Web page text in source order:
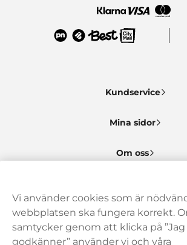
Behöver du hjälp? Kontakta
hej@haypp.com
Kundservice
Mina sidor
Om oss
Vi använder cookies som är
webbplatsen ska fungera korrekt.
samtycker genom att klicka på ”Jag
godkänner” använder vi och våra